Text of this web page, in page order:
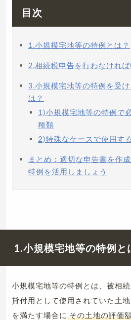
目次
1.小規模宅地等の特例とは？
2.相続税申告を行わなけれ
3.小規模宅地等の特例を受
は？
1)小規模宅地等の特例で
種類
2)特殊なケースで使用す
まとめ：適切な申告書を作
特例を活用しましょう
1.小規模宅地等の特例と
小規模宅地等の特例とは、被相
貸付用として使用されていた土
を満たす場合に その土地の評価